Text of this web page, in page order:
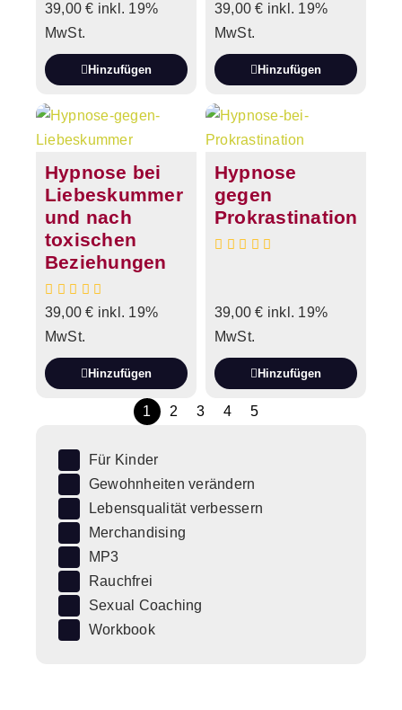
39,00€ inkl. 19%
MwSt.
Hinzufügen
39,00€ inkl. 19%
MwSt.
Hinzufügen
Hypnose bei
Liebeskummer
und nach
toxischen
Beziehungen
39,00€ inkl. 19%
MwSt.
Hinzufügen
Hypnose
gegen
Prokrastination
39,00€ inkl. 19%
MwSt.
Hinzufügen
1 2 3 4 5
Für Kinder
Gewohnheiten verändern
Lebensqualität verbessern
Merchandising
MP3
Rauchfrei
Sexual Coaching
Workbook